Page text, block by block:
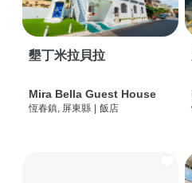
墾丁米拉貝拉
Mira Bella Guest House
恆春鎮, 屏東縣 飯店